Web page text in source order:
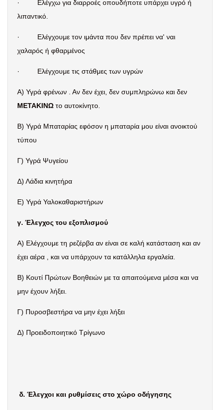
·
Ελέγχω για διαρροές οπουδήποτε υπάρχει υγρό ή
λιπαντικό.
· Ελέγχουμε τον ιμάντα που δεν πρέπει να' ναι
χαλαρός ή φθαρμένος
· Ελέγχουμε τις στάθμες των υγρών
Α) Υγρά φρένων . Αν δεν έχει, δεν συμπληρώνω και δεν
ΜΕΤΑΚΙΝΩ το αυτοκίνητο.
Β) Υγρά Μπαταρίας εφόσον η μπαταρία μου είναι ανοικτού
τύπου
Γ) Υγρά Ψυγείου
Δ) Λάδια κινητήρα
Ε) Υγρά Υαλοκαθαριστήρων
γ. Έλεγχος του εξοπλισμού
Α) Ελέγχουμε τη ρεζέρβα αν είναι σε καλή κατάσταση και αν
έχει αέρα , και να υπάρχουν τα κατάλληλα εργαλεία.
Β) Κουτί Πρώτων Βοηθειών με τα απαιτούμενα μέσα και να
μην έχουν λήξει.
Γ) Πυροσβεστήρα να μην έχει λήξει
Δ) Προειδοποιητικό Τρίγωνο
δ. Έλεγχοι και ρυθμίσεις στο χώρο οδήγησης